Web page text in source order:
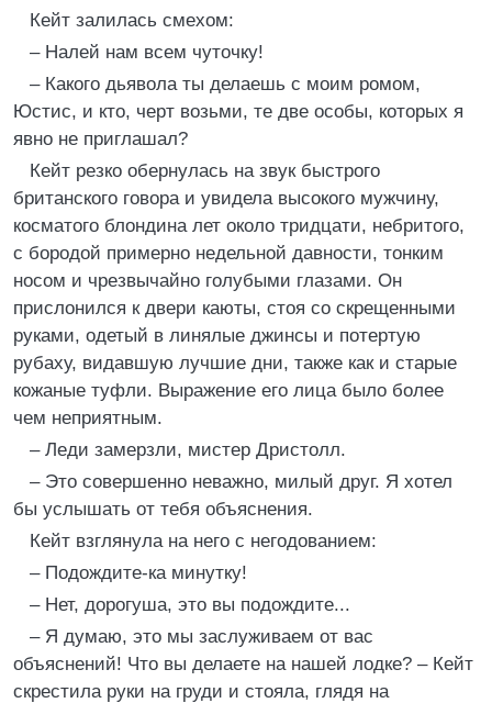
Кейт залилась смехом:
– Налей нам всем чуточку!
– Какого дьявола ты делаешь с моим ромом,
Юстис, и кто, черт возьми, те две особы, которых я
явно не приглашал?
Кейт резко обернулась на звук быстрого
британского говора и увидела высокого мужчину,
косматого блондина лет около тридцати, небритого,
с бородой примерно недельной давности, тонким
носом и чрезвычайно голубыми глазами. Он
прислонился к двери каюты, стоя со скрещенными
руками, одетый в линялые джинсы и потертую
рубаху, видавшую лучшие дни, также как и старые
кожаные туфли. Выражение его лица было более
чем неприятным.
– Леди замерзли, мистер Дристолл.
– Это совершенно неважно, милый друг. Я хотел
бы услышать от тебя объяснения.
Кейт взглянула на него с негодованием:
– Подождите-ка минутку!
– Нет, дорогуша, это вы подождите...
– Я думаю, это мы заслуживаем от вас
объяснений! Что вы делаете на нашей лодке? – Кейт
скрестила руки на груди и стояла, глядя на